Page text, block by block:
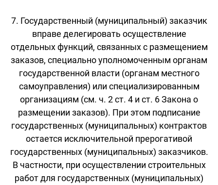
7. Государственный (муниципальный) заказчик
вправе делегировать осуществление
отдельных функций, связанных с размещением
заказов, специально уполномоченным органам
государственной власти (органам местного
самоуправления) или специализированным
организациям (см. ч. 2 ст. 4 и ст. 6 Закона о
размещении заказов). При этом подписание
государственных (муниципальных) контрактов
остается исключительной прерогативой
государственных (муниципальных) заказчиков.
В частности, при осуществлении строительных
работ для государственных (муниципальных)